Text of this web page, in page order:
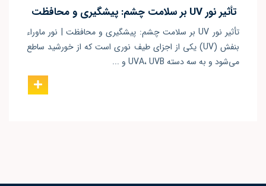
تأثیر نور UV بر سلامت چشم: پیشگیری و محافظت
تأثیر نور UV بر سلامت چشم: پیشگیری و محافظت | نور ماوراء
بنفش (UV) یکی از اجزای طیف نوری است که از خورشید ساطع
می‌شود و به سه دسته UVA، UVB و ...